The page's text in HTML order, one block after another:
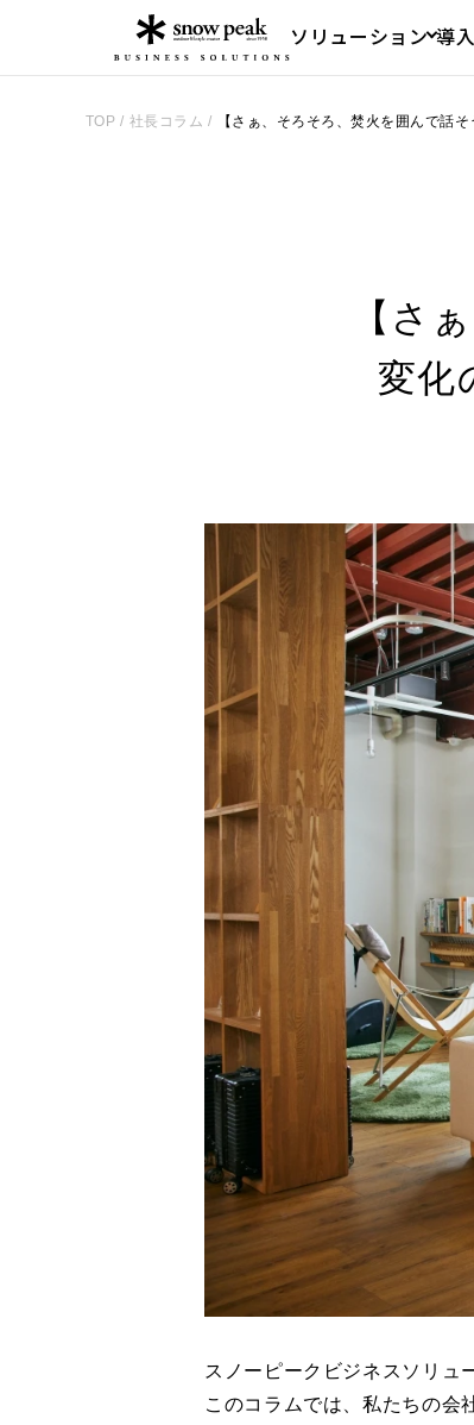
ソリューション 導
TOP / 社長コラム / 【さぁ、そろそろ、焚火を囲んで話
【さ
変化
スノーピークビジネスソリュ
このコラムでは、私たちの会